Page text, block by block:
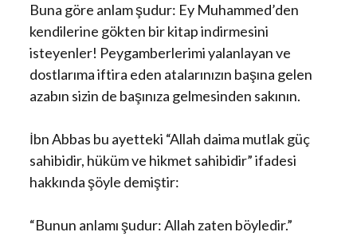
Buna göre anlam şudur: Ey Muhammed’den
kendilerine gökten bir kitap indirmesini
isteyenler! Peygamberlerimi yalanlayan ve
dostlarıma iftira eden atalarınızın başına gelen
azabın sizin de başınıza gelmesinden sakının.
İbn Abbas bu ayetteki “Allah daima mutlak güç
sahibidir, hüküm ve hikmet sahibidir” ifadesi
hakkında şöyle demiştir:
“Bunun anlamı şudur: Allah zaten böyledir.”